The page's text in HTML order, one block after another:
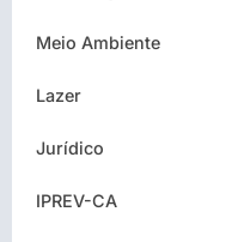
Meio Ambiente
Lazer
Jurídico
IPREV-CA